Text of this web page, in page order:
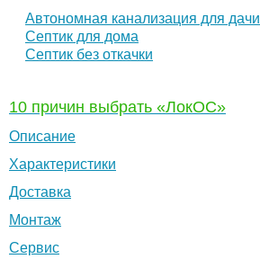
Автономная канализация для дачи
Септик для дома
Септик без откачки
10 причин выбрать «ЛокОС»
Описание
Характеристики
Доставка
Монтаж
Сервис